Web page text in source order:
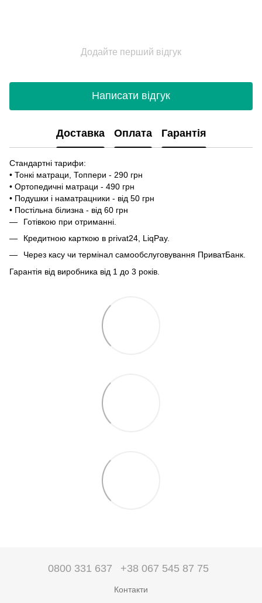
Додайте перший відгук
Написати відгук
Доставка Оплата Гарантія
Стандартні тарифи:
• Тонкі матраци, Топпери - 290 грн
• Ортопедичні матраци - 490 грн
• Подушки і наматрацники - від 50 грн
• Постільна білизна - від 60 грн
Готівкою при отриманні.
Кредитною карткою в privat24, LiqPay.
Через касу чи термінал самообслуговування ПриватБанк.
Гарантія від виробника від 1 до 3 років.
0800 331 637 +38 067 545 87 75
Контакти